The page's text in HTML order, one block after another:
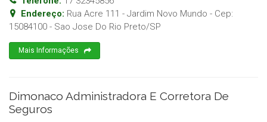
Endereço: Rua Acre 111 - Jardim Novo Mundo - Cep:
15084100 - Sao Jose Do Rio Preto/SP
Mais Informações
Dimonaco Administradora E Corretora De
Seguros